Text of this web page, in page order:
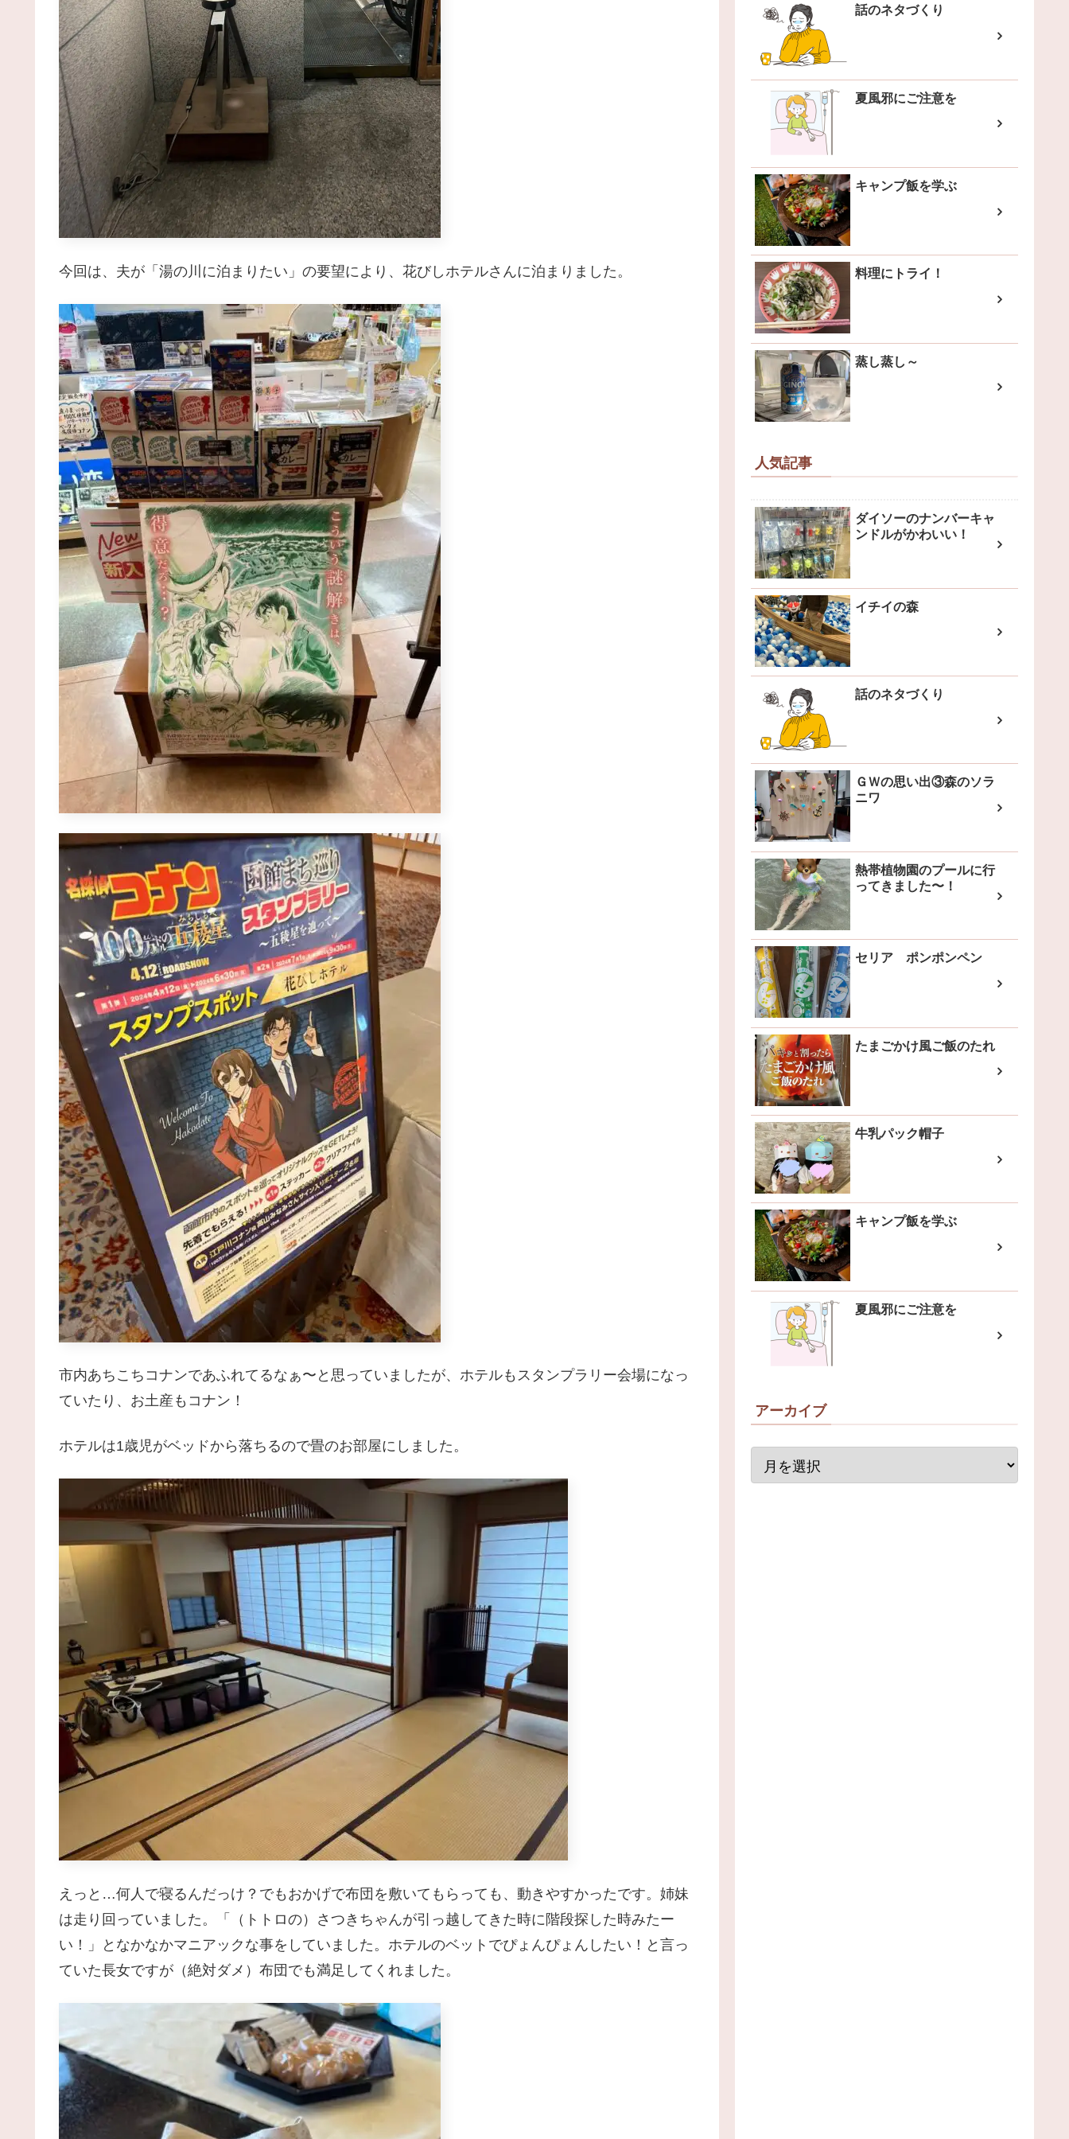
今回は、夫が「湯の川に泊まりたい」の要望により、花びしホテルさんに泊まりました。
市内あちこちコナンであふれてるなぁ〜と思っていましたが、ホテルもスタンプラリー会場になっ
ていたり、お土産もコナン！
ホテルは1歳児がベッドから落ちるので畳のお部屋にしました。
えっと…何人で寝るんだっけ？でもおかげで布団を敷いてもらっても、動きやすかったです。姉妹
は走り回っていました。「（トトロの）さつきちゃんが引っ越してきた時に階段探した時みたー
い！」となかなかマニアックな事をしていました。ホテルのベットでぴょんぴょんしたい！と言っ
ていた長女ですが（絶対ダメ）布団でも満足してくれました。
話のネタづくり
夏風邪にご注意を
キャンプ飯を学ぶ
料理にトライ！
蒸し蒸し～
人気記事
ダイソーのナンバーキャ
ンドルがかわいい！
イチイの森
話のネタづくり
ＧＷの思い出③森のソラ
ニワ
熱帯植物園のプールに行
ってきました〜！
セリア ポンポンペン
たまごかけ風ご飯のたれ
牛乳パック帽子
キャンプ飯を学ぶ
夏風邪にご注意を
アーカイブ